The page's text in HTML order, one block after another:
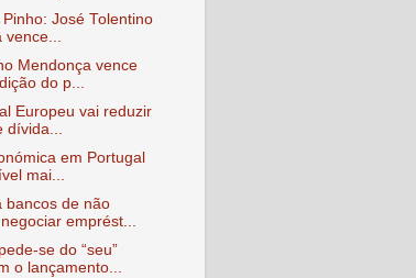
José Tolentino
Mendonça vence
do p...
Europeu vai reduzir
em Portugal
mai...
bancos de não
emprést...
se do “seu”
o lançamento...